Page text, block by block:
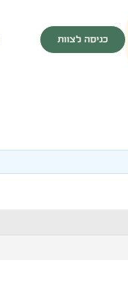
כניסה לצוות